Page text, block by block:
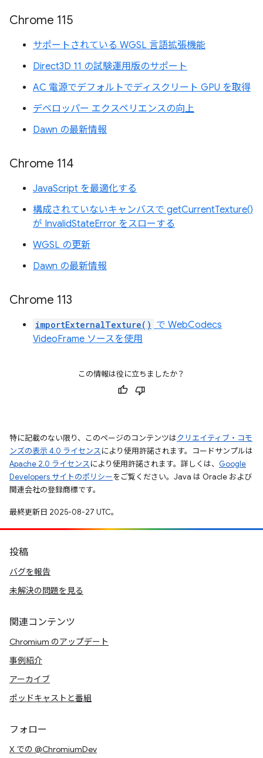
Chrome 115
サポートされている WGSL 言語拡張機能
Direct3D 11 の試験運用版のサポート
AC 電源でデフォルトでディスクリート GPU を取得
デベロッパー エクスペリエンスの向上
Dawn の最新情報
Chrome 114
JavaScript を最適化する
構成されていないキャンバスで getCurrentTexture()
が InvalidStateError をスローする
WGSL の更新
Dawn の最新情報
Chrome 113
importExternalTexture() で WebCodecs
VideoFrame ソースを使用
この情報は役に立ちましたか？
特に記載のない限り、このページのコンテンツはクリエイティブ・コモ
ンズの表示 4.0 ライセンスにより使用許諾されます。コードサンプルは
Apache 2.0 ライセンスにより使用許諾されます。詳しくは、 Google
Developers サイトのポリシーをご覧ください。Java は Oracle および
関連会社の登録商標です。
最終更新日 2025-08-27 UTC。
投稿
バグを報告
未解決の問題を見る
関連コンテンツ
Chromium のアップデート
事例紹介
アーカイブ
ポッドキャストと番組
フォロー
X での @ChromiumDev